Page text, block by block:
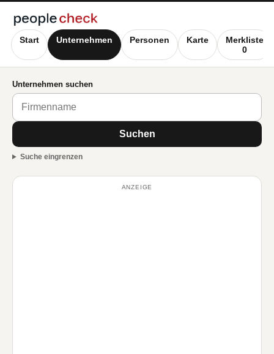
Start Unternehmen Personen Karte
Merkliste
0
Unternehmen suchen
Suchen
Suche eingrenzen
ANZEIGE